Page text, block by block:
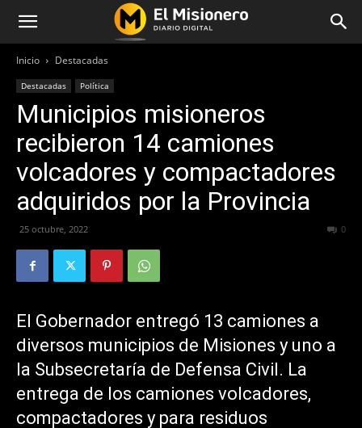
Inicio Destacadas
Destacadas Política
Municipios misioneros
recibieron 14 camiones
volcadores y compactadores
adquiridos por la Provincia
25 octubre, 2022 0
El Gobernador entregó 13 camiones a
diversos municipios de Misiones y uno a
la Subsecretaría de Defensa Civil. La
entrega de los camiones volcadores,
compactadores y para residuos